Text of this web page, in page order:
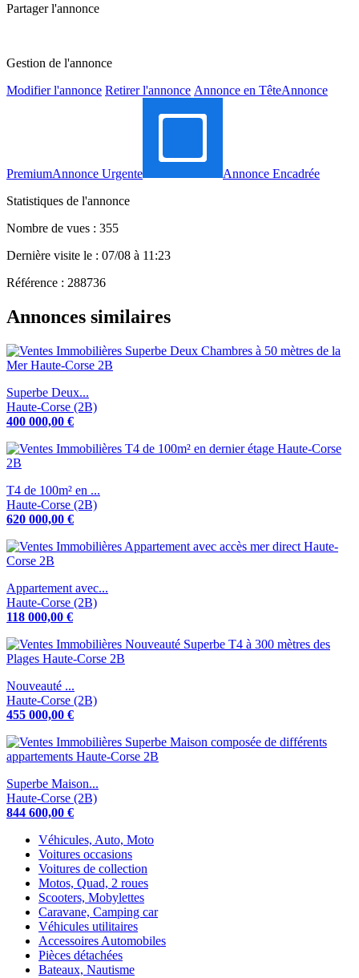
Partager l'annonce
Gestion de l'annonce
Modifier l'annonce Retirer l'annonce Annonce en TêteAnnonce
PremiumAnnonce Urgente
Annonce Encadrée
Statistiques de l'annonce
Nombre de vues : 355
Dernière visite le : 07/08 à 11:23
Référence : 288736
Annonces similaires
Superbe Deux...
Haute-Corse (2B)
400 000,00 €
T4 de 100m² en ...
Haute-Corse (2B)
620 000,00 €
Appartement avec...
Haute-Corse (2B)
118 000,00 €
Nouveauté ...
Haute-Corse (2B)
455 000,00 €
Superbe Maison...
Haute-Corse (2B)
844 600,00 €
Véhicules, Auto, Moto
Voitures occasions
Voitures de collection
Motos, Quad, 2 roues
Scooters, Mobylettes
Caravane, Camping car
Véhicules utilitaires
Accessoires Automobiles
Pièces détachées
Bateaux, Nautisme